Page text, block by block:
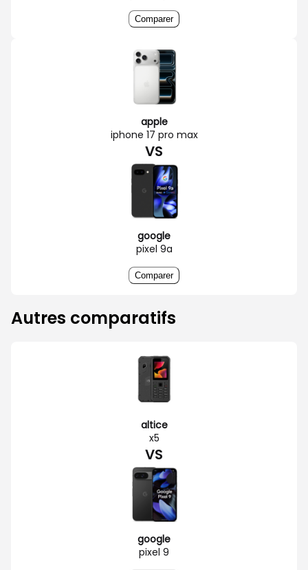
Comparer
apple
iphone 17 pro max
VS
google
pixel 9a
Comparer
Autres comparatifs
altice
x5
VS
google
pixel 9